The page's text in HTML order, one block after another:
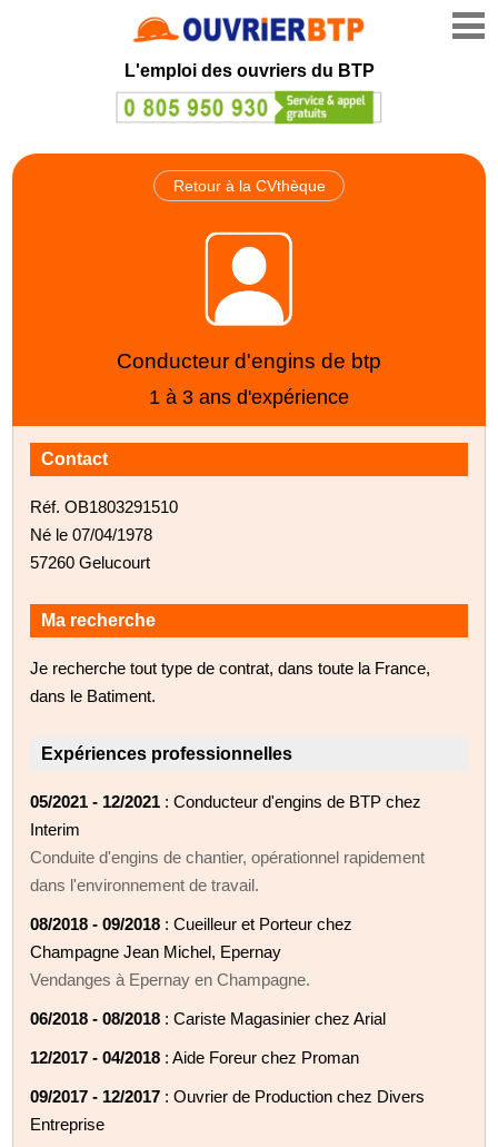
L'emploi des ouvriers du BTP
Retour à la CVthèque
Conducteur d'engins de btp
1 à 3 ans d'expérience
Contact
Réf. OB1803291510
Né le 07/04/1978
57260 Gelucourt
Ma recherche
Je recherche tout type de contrat, dans toute la France,
dans le Batiment.
Expériences professionnelles
05/2021 - 12/2021 : Conducteur d'engins de BTP chez
Interim
Conduite d'engins de chantier, opérationnel rapidement
dans l'environnement de travail.
08/2018 - 09/2018 : Cueilleur et Porteur chez
Champagne Jean Michel, Epernay
Vendanges à Epernay en Champagne.
06/2018 - 08/2018 : Cariste Magasinier chez Arial
12/2017 - 04/2018 : Aide Foreur chez Proman
09/2017 - 12/2017 : Ouvrier de Production chez Divers
Entreprise